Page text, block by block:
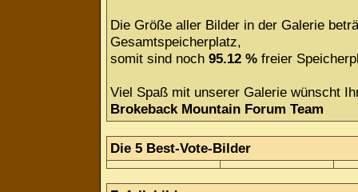
Die Größe aller Bilder in der Galerie
Gesamtspeicherplatz,
somit sind noch 95.12 % freier
Viel Spaß mit unserer Galerie wünscht
Brokeback Mountain Forum Team
Die 5 Best-Vote-Bilder